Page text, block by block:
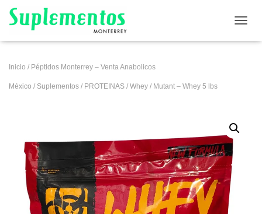
Inicio / Péptidos Monterrey – Venta Anabolicos
México / Suplementos / PROTEINAS / Whey / Mutant – Whey 5 lbs